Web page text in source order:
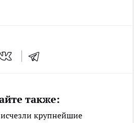
также:
крупнейшие